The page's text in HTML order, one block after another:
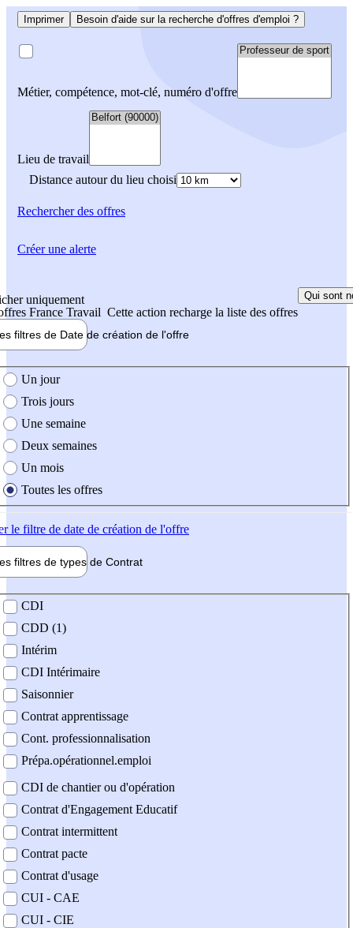
Imprimer Besoin d'aide sur la recherche d'offres d'emploi ?
Métier, compétence, mot-clé, numéro d'offre
Lieu de travail
Distance autour du lieu choisi
Rechercherdes offres
uniquement
France Travail Cette action recharge la liste des offres
Qui sont
filtres de Date de création de l'offre
création de l'offre
Un jour
Trois jours
Une semaine
Deux semaines
Un mois
Toutes les offres
le filtre de date de création de l'offre
filtres de types de Contrat
contrat
CDI
CDD (1)
Intérim
CDI Intérimaire
Saisonnier
Contrat apprentissage
Cont. professionnalisation
Prépa.opérationnel.emploi
CDI de chantier ou d'opération
Contrat d'Engagement Educatif
Contrat intermittent
Contrat pacte
Contrat d'usage
CUI - CAE
CUI - CIE
Créer une alerte